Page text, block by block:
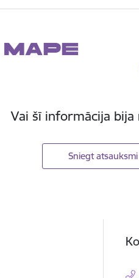
Vai šī informācija bija
Sniegt atsauksmi